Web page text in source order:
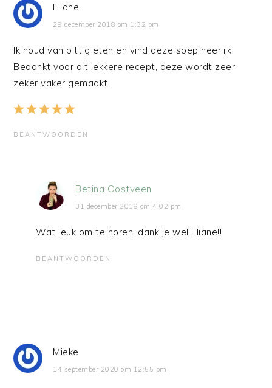
Eliane
29 december 2018 om 1:32 pm
Ik houd van pittig eten en vind deze soep heerlijk!
Bedankt voor dit lekkere recept, deze wordt zeer
zeker vaker gemaakt.
BEANTWOORDEN
Betina Oostveen
31 december 2018 om 4:02 pm
Wat leuk om te horen, dank je wel Eliane!!
BEANTWOORDEN
Mieke
14 september 2020 om 12:55 pm